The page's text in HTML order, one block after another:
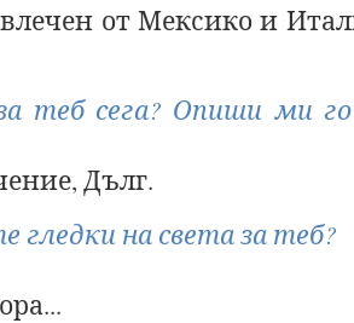
от Мексико и
теб сега? Опиши ми
Дълг.
гледки на света за теб?